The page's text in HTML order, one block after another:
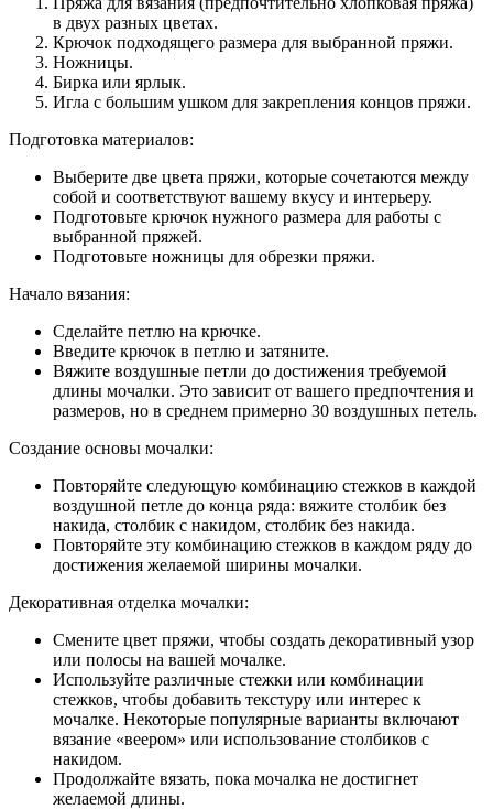
в двух разных цветах.
Крючок подходящего размера для выбранной пряжи.
Ножницы.
Бирка или ярлык.
Игла с большим ушком для закрепления концов пряжи.
Подготовка материалов:
Выберите две цвета пряжи, которые сочетаются между
собой и соответствуют вашему вкусу и интерьеру.
Подготовьте крючок нужного размера для работы с
выбранной пряжей.
Подготовьте ножницы для обрезки пряжи.
Начало вязания:
Сделайте петлю на крючке.
Введите крючок в петлю и затяните.
Вяжите воздушные петли до достижения требуемой
длины мочалки. Это зависит от вашего предпочтения и
размеров, но в среднем примерно 30 воздушных петель.
Создание основы мочалки:
Повторяйте следующую комбинацию стежков в каждой
воздушной петле до конца ряда: вяжите столбик без
накида, столбик с накидом, столбик без накида.
Повторяйте эту комбинацию стежков в каждом ряду до
достижения желаемой ширины мочалки.
Декоративная отделка мочалки:
Смените цвет пряжи, чтобы создать декоративный узор
или полосы на вашей мочалке.
Используйте различные стежки или комбинации
стежков, чтобы добавить текстуру или интерес к
мочалке. Некоторые популярные варианты включают
вязание «веером» или использование столбиков с
накидом.
Продолжайте вязать, пока мочалка не достигнет
желаемой длины.